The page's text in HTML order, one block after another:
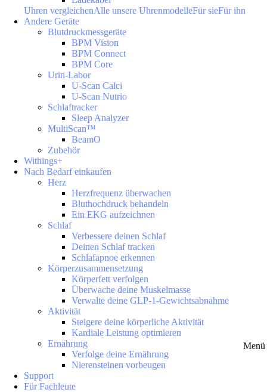
Menü
Uhren vergleichenAlle unsere UhrenmodelleFür sieFür ihn
Andere Geräte
Blutdruckmessgeräte
BPM Vision
BPM Connect
BPM Core
Urin-Labor
U-Scan Calci
U-Scan Nutrio
Schlaftracker
Sleep Analyzer
MultiScan™
BeamO
Zubehör
Withings+
Nach Bedarf einkaufen
Herz
Herzfrequenz überwachen
Bluthochdruck behandeln
Ein EKG aufzeichnen
Schlaf
Verbessere deinen Schlaf
Deinen Schlaf tracken
Schlafapnoe erkennen
Körperzusammensetzung
Körperfett verfolgen
Überwache deine Muskelmasse
Verwalte deine GLP-1-Gewichtsabnahme
Aktivität
Steigere deine körperliche Aktivität
Kardiale Leistung optimieren
Ernährung
Verfolge deine Ernährung
Nierensteinen vorbeugen
Support
Für Fachleute